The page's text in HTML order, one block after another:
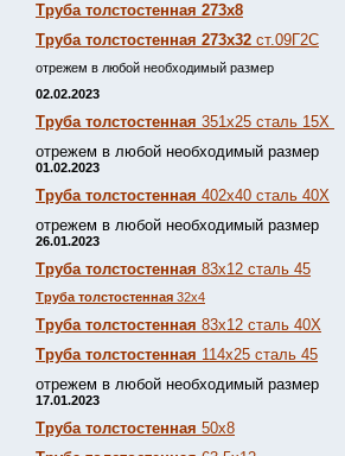
Труба толстостенная 273х8
Труба толстостенная 273х32 ст.09Г2С
отрежем в любой необходимый размер
02.02.2023
Труба толстостенная 351х25 сталь 15Х
отрежем в любой необходимый размер
01.02.2023
Труба толстостенная 402х40 сталь 40Х
отрежем в любой необходимый размер
26.01.2023
Труба толстостенная 83х12 сталь 45
Труба толстостенная 32х4
Труба толстостенная 83х12 сталь 40Х
Труба толстостенная 114х25 сталь 45
отрежем в любой необходимый размер
17.01.2023
Труба толстостенная 50х8